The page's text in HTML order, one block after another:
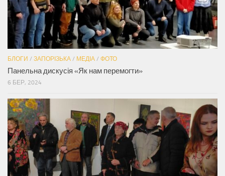
БЛОГИ / ЗАПОРІЗЬКА / МЕДІА / ФОТО
Панельна дискусія «Як нам перемогти»
6 БЕР, 2024